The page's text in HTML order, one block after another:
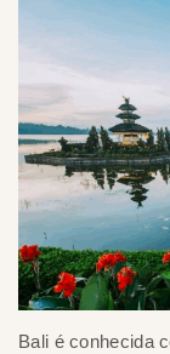
Bali é conhecida